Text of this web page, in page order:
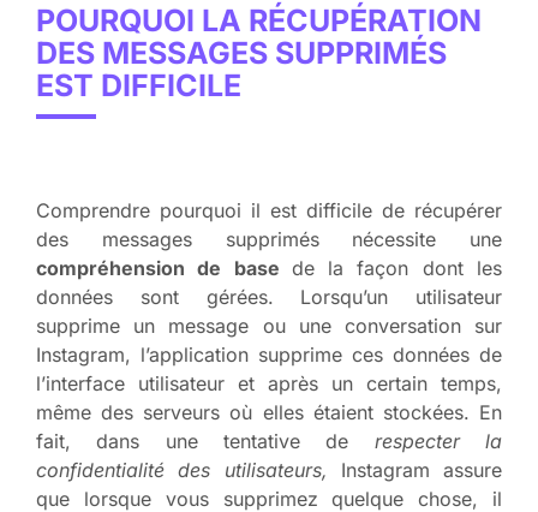
POURQUOI LA RÉCUPÉRATION
DES MESSAGES SUPPRIMÉS
EST DIFFICILE
Comprendre pourquoi il est difficile de récupérer
des messages supprimés nécessite une
compréhension de base de la façon dont les
données sont gérées. Lorsqu’un utilisateur
supprime un message ou une conversation sur
Instagram, l’application supprime ces données de
l’interface utilisateur et après un certain temps,
même des serveurs où elles étaient stockées. En
fait, dans une tentative de respecter la
confidentialité des utilisateurs, Instagram assure
que lorsque vous supprimez quelque chose, il